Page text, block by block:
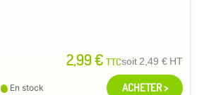
2,99 € TTCsoit2,49 € HT
En stock ACHETER >